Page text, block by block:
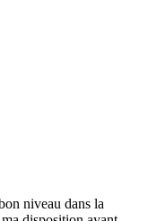
niveau dans la